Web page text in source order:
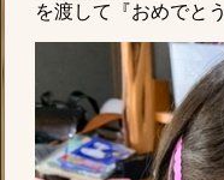
を渡して『おめでとう